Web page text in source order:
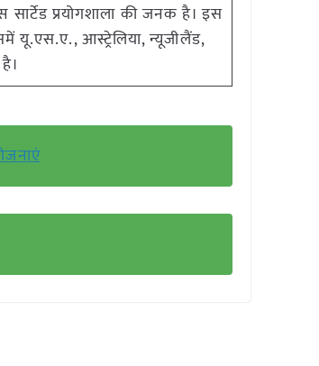
सार्टेड प्रयोगशाला की जनक है। इस
यू.एस.ए., आस्ट्रेलिया, न्यूजीलैंड,